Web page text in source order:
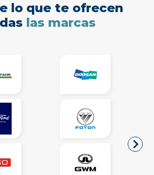
lo que te ofrecen
las marcas